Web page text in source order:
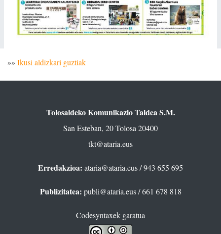
»» Ikusi aldizkari guztiak
Tolosaldeko Komunikazio Taldea S.M.
San Esteban, 20 Tolosa 20400
tkt@ataria.eus
Erredakzioa: ataria@ataria.eus/ 943 655 695
Publizitatea: publi@ataria.eus/ 661 678 818
Codesyntaxek garatua